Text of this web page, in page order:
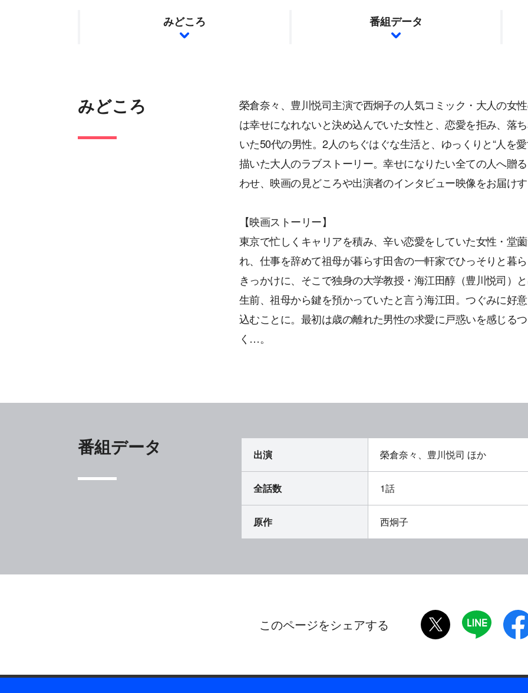
みどころ 番組データ
みどころ
榮倉奈々、豊川悦司主演で西炯子の人気コミック・大人の女
は幸せになれないと決め込んでいた女性と、恋愛を拒み、落
いた50代の男性。2人のちぐはぐな生活と、ゆっくりと“人を
描いた大人のラブストーリー。幸せになりたい全ての人へ贈
わせ、映画の見どころや出演者のインタビュー映像をお届けす
【映画ストーリー】
東京で忙しくキャリアを積み、辛い恋愛をしていた女性・堂
れ、仕事を辞めて祖母が暮らす田舎の一軒家でひっそりと暮
きっかけに、そこで独身の大学教授・海江田醇（豊川悦司）と
生前、祖母から鍵を預かっていたと言う海江田。つぐみに好
込むことに。最初は歳の離れた男性の求愛に戸惑いを感じる
く…。
番組データ 出演 榮倉奈々、豊川悦司 ほか
全話数 1話
原作 西炯子
このページをシェアする
twitter LINE